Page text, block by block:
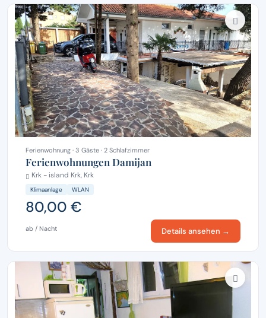
Ferienwohnung · 3 Gäste · 2 Schlafzimmer
Ferienwohnungen Damijan
Krk - island Krk, Krk
Klimaanlage WLAN
80,00 €
ab / Nacht Details ansehen →